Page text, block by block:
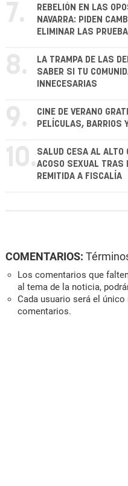
7.
REBELIÓN EN LAS
NAVARRA: PIDEN
ELIMINAR LAS
8.
LA TRAMPA DE LAS
SABER SI TU
INNECESARIAS
9.
CINE DE VERANO
PELÍCULAS, BARRIOS
10. SALUD CESA AL ALTO
ACOSO SEXUAL TRAS
REMITIDA A FISCALÍA
COMENTARIOS:
Los comentarios que
al tema de la noticia,
Cada usuario será el
comentarios.